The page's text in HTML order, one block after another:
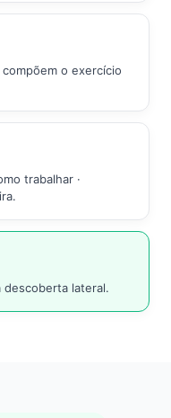
o exercício
trabalhar ·
descoberta lateral.